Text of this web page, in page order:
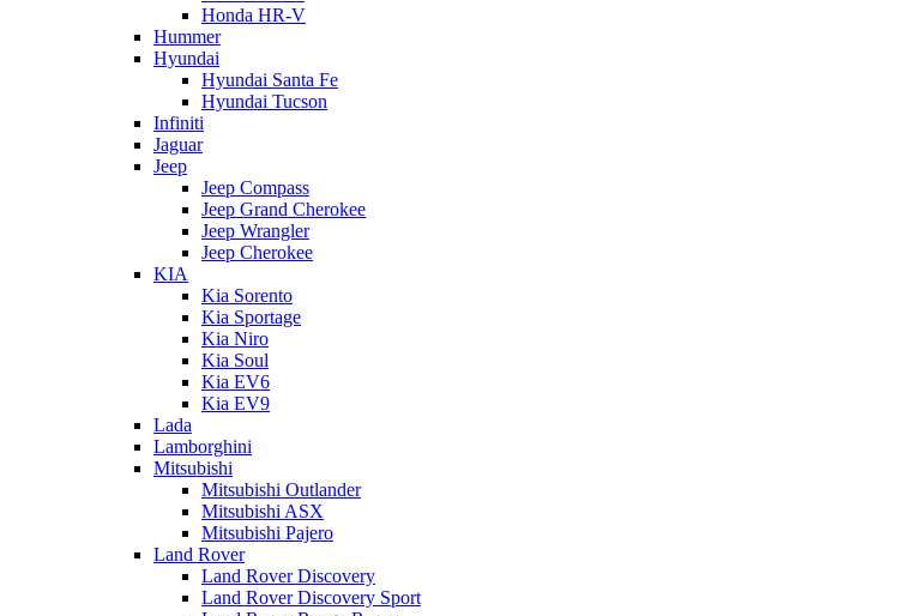
Honda HR-V
Hummer
Hyundai
Hyundai Santa Fe
Hyundai Tucson
Infiniti
Jaguar
Jeep
Jeep Compass
Jeep Grand Cherokee
Jeep Wrangler
Jeep Cherokee
KIA
Kia Sorento
Kia Sportage
Kia Niro
Kia Soul
Kia EV6
Kia EV9
Lada
Lamborghini
Mitsubishi
Mitsubishi Outlander
Mitsubishi ASX
Mitsubishi Pajero
Land Rover
Land Rover Discovery
Land Rover Discovery Sport